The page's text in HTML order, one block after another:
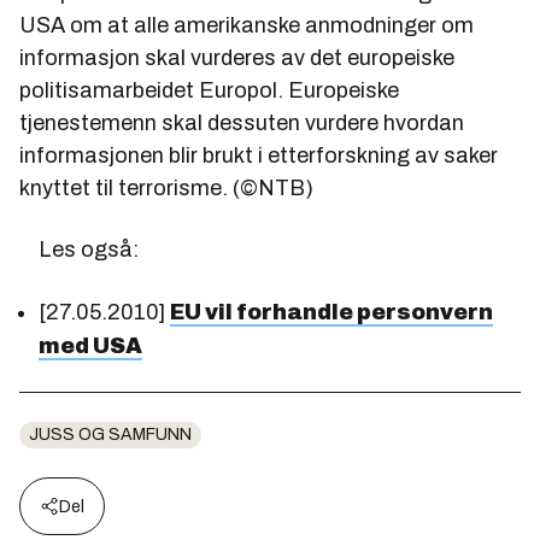
USA om at alle amerikanske anmodninger om
informasjon skal vurderes av det europeiske
politisamarbeidet Europol. Europeiske
tjenestemenn skal dessuten vurdere hvordan
informasjonen blir brukt i etterforskning av saker
knyttet til terrorisme. (©NTB)
Les også:
[27.05.2010] EU vil forhandle personvern
med USA
JUSS OG SAMFUNN
Del